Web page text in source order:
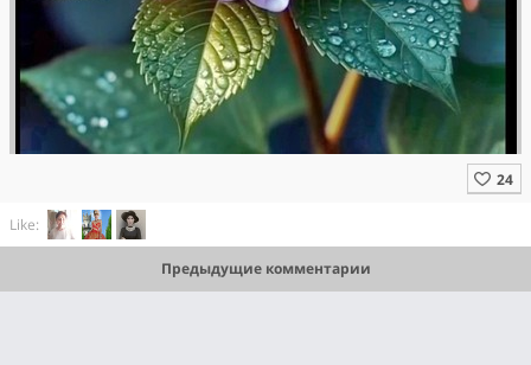
Like:
Предыдущие комментарии